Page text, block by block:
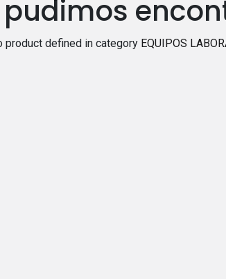
pudimos
product defined in category EQUIPOS